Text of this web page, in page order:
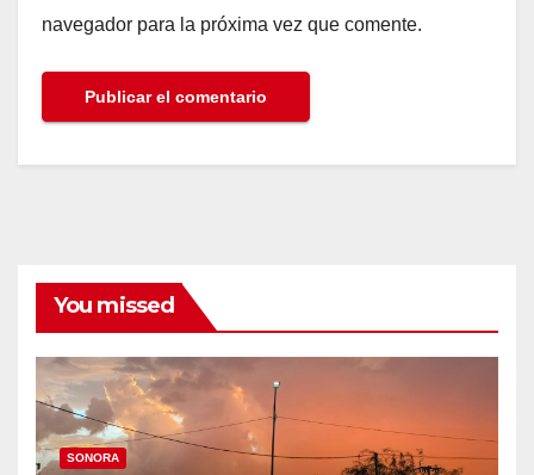
navegador para la próxima vez que comente.
You missed
SONORA